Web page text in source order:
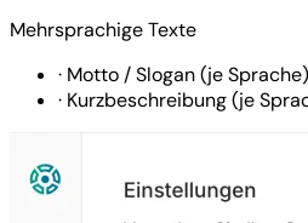
Mehrsprachige Texte
· Motto / Slogan (je Sprache)
· Kurzbeschreibung (je